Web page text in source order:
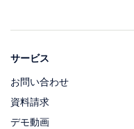
サービス
お問い合わせ
資料請求
デモ動画